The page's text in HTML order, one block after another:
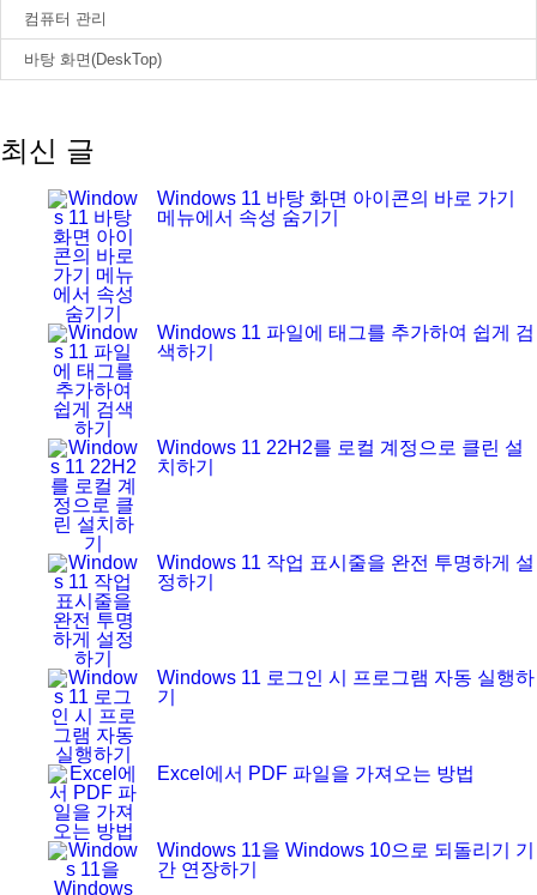
컴퓨터 관리
바탕 화면(DeskTop)
최신 글
Windows 11 바탕 화면 아이콘의 바로 가기
메뉴에서 속성 숨기기
Windows 11 파일에 태그를 추가하여 쉽게 검
색하기
Windows 11 22H2를 로컬 계정으로 클린 설
치하기
Windows 11 작업 표시줄을 완전 투명하게 설
정하기
Windows 11 로그인 시 프로그램 자동 실행하
기
Excel에서 PDF 파일을 가져오는 방법
Windows 11을 Windows 10으로 되돌리기 기
간 연장하기